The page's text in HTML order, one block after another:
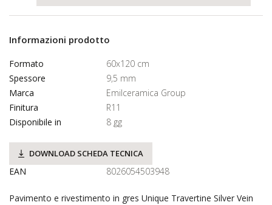
Informazioni prodotto
Formato
60x120 cm
Spessore
9,5 mm
Marca
Emilceramica Group
Finitura
R11
Disponibile in
8 gg
DOWNLOAD SCHEDA TECNICA
EAN 8026054503948
Pavimento e rivestimento in gres Unique Travertine Silver Vein